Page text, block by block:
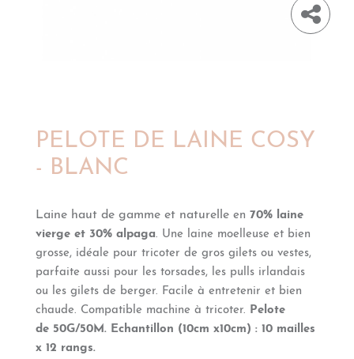
PELOTE DE LAINE COSY
- BLANC
Laine haut de gamme et naturelle en 70% laine
vierge et 30% alpaga. Une laine moelleuse et bien
grosse, idéale pour tricoter de gros gilets ou vestes,
parfaite aussi pour les torsades, les pulls irlandais
ou les gilets de berger. Facile à entretenir et bien
chaude. Compatible machine à tricoter. Pelote
de 50G/50M. Echantillon (10cm x10cm) : 10 mailles
x 12 rangs.